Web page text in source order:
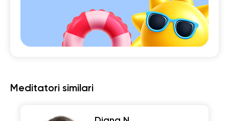
Meditatori similari